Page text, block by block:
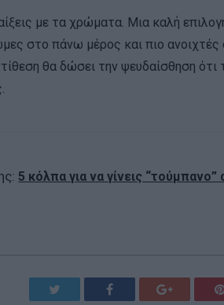
με τα χρώματα. Μια καλή
στο πάνω μέρος και πιο ανοιχτές
θα δώσει την ψευδαίσθηση
5 κόλπα για να γίνεις “τούμπανο”
Facebook Google+